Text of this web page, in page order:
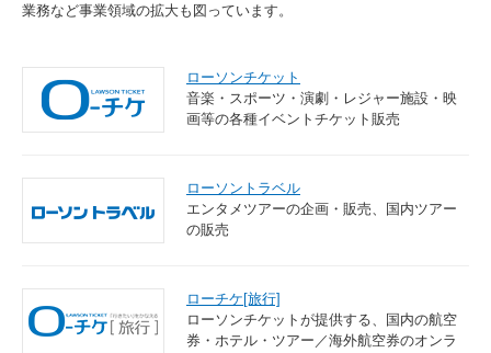
業務など事業領域の拡大も図っています。
ローソンチケット
音楽・スポーツ・演劇・レジャー施設・映
画等の各種イベントチケット販売
ローソントラベル
エンタメツアーの企画・販売、国内ツアー
の販売
ローチケ[旅行]
ローソンチケットが提供する、国内の航空
券・ホテル・ツアー／海外航空券のオンラ